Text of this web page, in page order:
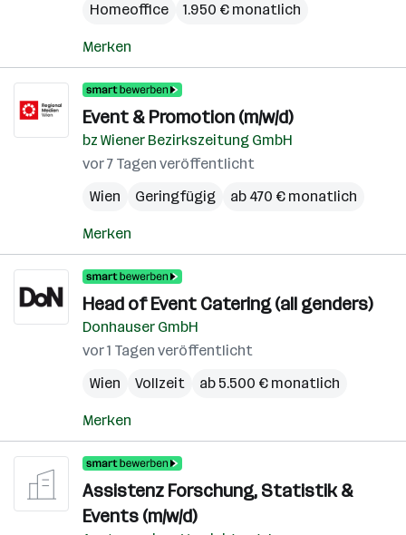
Homeoffice
1.950 € monatlich
Merken
Event & Promotion (m/w/d)
bz Wiener Bezirkszeitung GmbH
vor 7 Tagen veröffentlicht
Wien
Geringfügig ab 470 € monatlich
Merken
Head of Event Catering (all genders)
Donhauser GmbH
vor 1 Tagen veröffentlicht
Wien
Vollzeit ab 5.500 € monatlich
Merken
Assistenz Forschung, Statistik &
Events (m/w/d)